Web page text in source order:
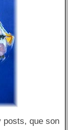
posts, que son